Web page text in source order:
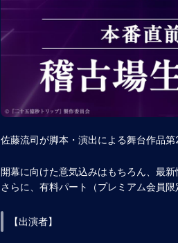
佐藤流司が脚本・演出による舞台作品
開幕に向けた意気込みはもちろん、最新
さらに、有料パート（プレミアム会員
【出演者】